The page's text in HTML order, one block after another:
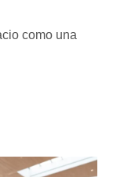
como una